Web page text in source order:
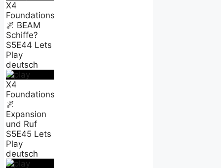
X4
Foundations
🌌 BEAM
Schiffe?
S5E44 Lets
Play
deutsch
X4
Foundations
🌌
Expansion
und Ruf
S5E45 Lets
Play
deutsch